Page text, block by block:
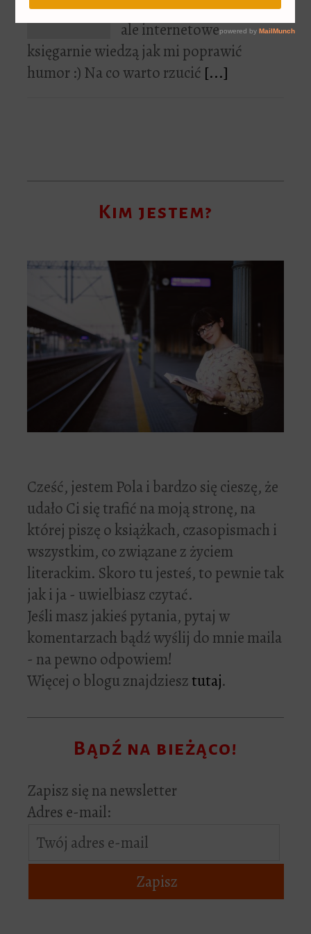
Nie lubię poniedziałków,
ale internetowe
księgarnie wiedzą jak mi poprawić
humor :) Na co warto rzucić [...]
Kim jestem?
Cześć, jestem Pola i bardzo się cieszę, że
udało Ci się trafić na moją stronę, na
której piszę o książkach, czasopismach i
wszystkim, co związane z życiem
literackim. Skoro tu jesteś, to pewnie tak
jak i ja - uwielbiasz czytać.
Jeśli masz jakieś pytania, pytaj w
komentarzach bądź wyślij do mnie maila
- na pewno odpowiem!
Więcej o blogu znajdziesztutaj.
Bądź na bieżąco!
Zapisz się na newsletter
Adres e-mail: